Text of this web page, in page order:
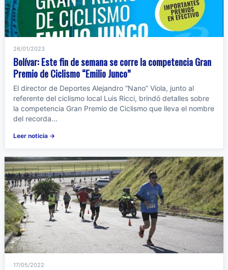
26/01/2023
Bolívar: Este fin de semana se corre la competencia Gran
Premio de Ciclismo “Emilio Junco”
El director de Deportes Alejandro “Nano” Viola, junto al
referente del ciclismo local Luis Ricci, brindó detalles sobre
la competencia Gran Premio de Ciclismo que lleva el nombre
del recorda...
Leer noticia →
17/05/2022